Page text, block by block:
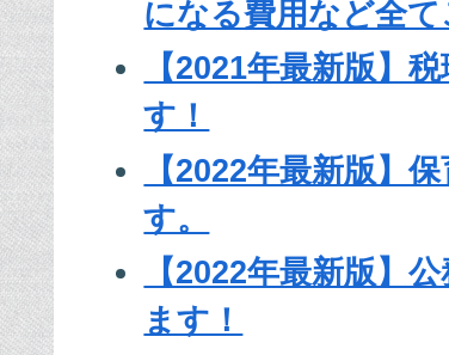
になる費用など全て
【2021年最新版】
す！
【2022年最新版】
す。
【2022年最新版】
ます！